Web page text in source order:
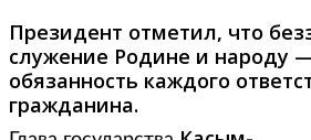
Президент отметил, что
служение Родине и народу
обязанность каждого
гражданина.